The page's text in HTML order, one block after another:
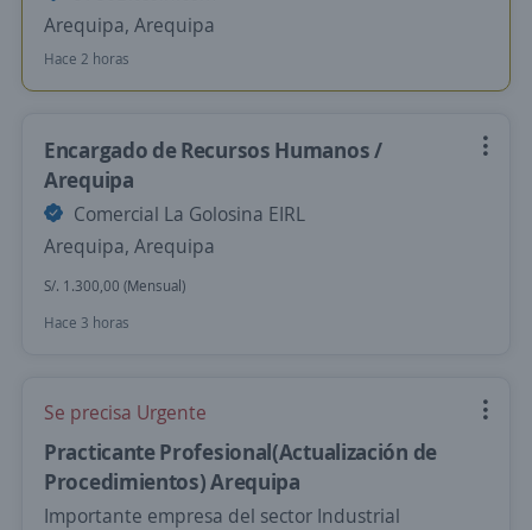
Arequipa, Arequipa
Hace 2 horas
Encargado de Recursos Humanos /
Arequipa
Comercial La Golosina EIRL
Arequipa, Arequipa
S/. 1.300,00 (Mensual)
Hace 3 horas
Se precisa Urgente
Practicante Profesional(Actualización de
Procedimientos) Arequipa
Importante empresa del sector Industrial